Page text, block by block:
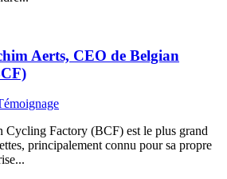
Aerts, CEO de Belgian
Cycling Factory (BCF) est le plus grand
principalement connu pour sa propre